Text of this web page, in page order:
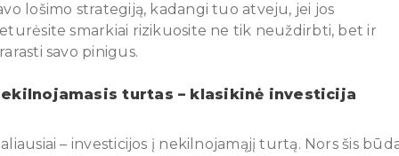
lošimo strategiją, kadangi tuo atveju, jei jos
smarkiai rizikuosite ne tik neuždirbti, bet ir
savo pinigus.
turtas – klasikinė investicija
– investicijos į nekilnojamąjį turtą. Nors šis